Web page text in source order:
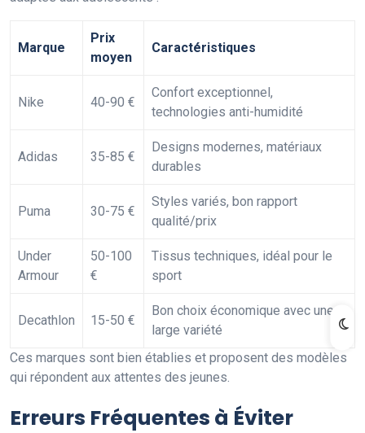
Marque
Prix
moyen
Caractéristiques
Nike 40-90 €
Confort exceptionnel,
technologies anti-humidité
Adidas 35-85 €
Designs modernes, matériaux
durables
Puma 30-75 €
Styles variés, bon rapport
qualité/prix
Under
Armour
50-100
€
Tissus techniques, idéal pour le
sport
Decathlon 15-50 €
Bon choix économique avec une
large variété
Ces marques sont bien établies et proposent des modèles
qui répondent aux attentes des jeunes.
Erreurs Fréquentes à Éviter